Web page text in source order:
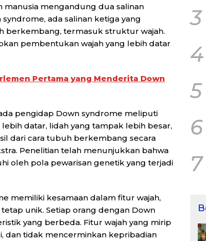
mengandung dua salinan
ada salinan ketiga yang
berkembang, termasuk struktur wajah.
pembentukan wajah yang lebih datar
Pertama yang Menderita Down
pengidap Down syndrome meliputi
datar, lidah yang tampak lebih besar,
dari cara tubuh berkembang secara
Penelitian telah menunjukkan bahwa
oleh pola pewarisan genetik yang terjadi
memiliki kesamaan dalam fitur wajah,
unik. Setiap orang dengan Down
yang berbeda. Fitur wajah yang mirip
dan tidak mencerminkan kepribadian
3
4
5
6
7